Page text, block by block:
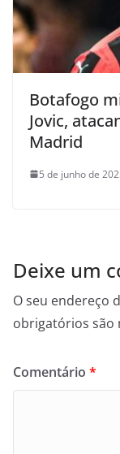
Botafogo
Jovic,
Madrid
5 de junho de
Deixe um
O seu endereço
obrigatórios são
Comentário *